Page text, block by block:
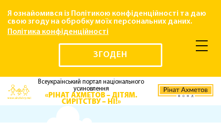
Я ознайомився із Політикою конфіденційності та даю
свою згоду на обробку моїх персональних даних.
Політика конфіденційності
ЗГОДЕН
Всеукраїнський портал національного
усиновлення
«РІНАТ АХМЕТОВ – ДІТЯМ.
СИРІТСТВУ – НІ!»